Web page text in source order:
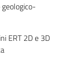
ERT 2D e 3D